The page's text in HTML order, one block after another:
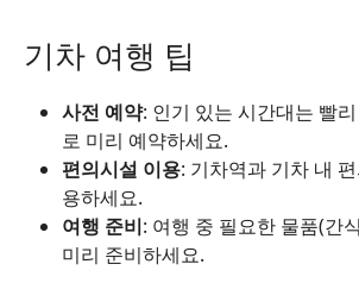
기차 여행 팁
사전 예약: 인기 있는 시간대는 빨
로 미리 예약하세요.
편의시설 이용: 기차역과 기차 내
용하세요.
여행 준비: 여행 중 필요한 물품(간
미리 준비하세요.